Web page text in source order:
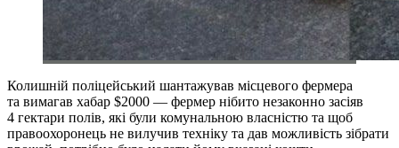
Колишній поліцейський шантажував місцевого фермера
та вимагав хабар $2000 — фермер нібито незаконно засіяв
4 гектари полів, які були комунальною власністю та щоб
правоохоронець не вилучив техніку та дав можливість зібрати